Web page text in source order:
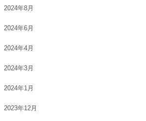
2024年8月
2024年6月
2024年4月
2024年3月
2024年1月
2023年12月